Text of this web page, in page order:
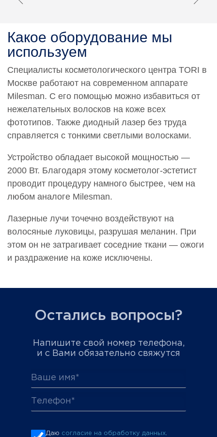
Какое оборудование мы
используем
Специалисты косметологического центра TORI в
Москве работают на современном аппарате
Milesman. С его помощью можно избавиться от
нежелательных волосков на коже всех
фототипов. Также диодный лазер без труда
справляется с тонкими светлыми волосками.
Устройство обладает высокой мощностью —
2000 Вт. Благодаря этому косметолог-эстетист
проводит процедуру намного быстрее, чем на
любом аналоге Milesman.
Лазерные лучи точечно воздействуют на
волосяные луковицы, разрушая меланин. При
этом он не затрагивает соседние ткани — ожоги
и раздражение на коже исключены.
Остались вопросы?
Напишите свой номер телефона,
и с Вами обязательно свяжутся
Даю согласие на обработку данных